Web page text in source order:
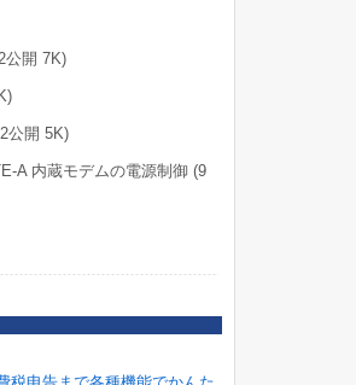
公開 7K)
公開 5K)
A 内蔵モデムの電源制御 (9